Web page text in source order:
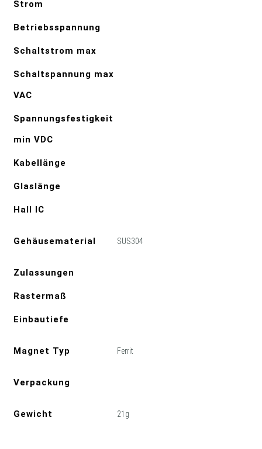
Strom
Betriebsspannung
Schaltstrom max
Schaltspannung max
VAC
Spannungsfestigkeit
min VDC
Kabellänge
Glaslänge
Hall IC
Gehäusematerial SUS304
Zulassungen
Rastermaß
Einbautiefe
Magnet Typ Ferrit
Verpackung
Gewicht 21g